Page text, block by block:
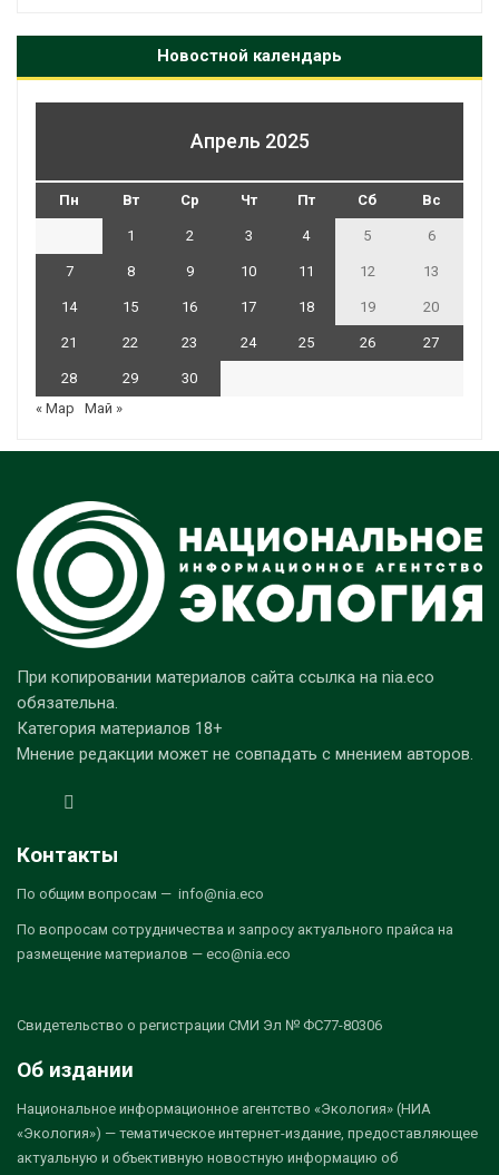
Новостной календарь
Апрель 2025
Пн Вт Ср Чт Пт Сб Вс
1 2 3 4 5 6
7 8 9 10 11 12 13
14 15 16 17 18 19 20
21 22 23 24 25 26 27
28 29
30
« Мар
Май »
При копировании материалов сайта ссылка на nia.eco
обязательна.
Категория материалов 18+
Мнение редакции может не совпадать с мнением авторов.
Контакты
По общим вопросам — info@nia.eco
По вопросам сотрудничества и запросу актуального прайса на
размещение материалов — eco@nia.eco
Свидетельство о регистрации СМИ Эл № ФС77-80306
Об издании
Национальное информационное агентство «Экология» (НИА
«Экология») — тематическое интернет-издание, предоставляющее
актуальную и объективную новостную информацию об